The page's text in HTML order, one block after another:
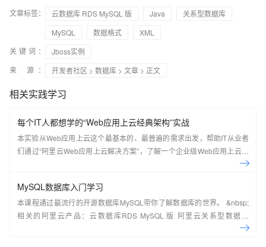
文章标签： 云数据库 RDS MySQL 版 Java
关系型数据库
MySQL
数据格式
XML
关键词：
Jboss实例
来 源：
开发者社区 > 数据库 > 文章 > 正文
相关实践学习
每个IT人都想学的“Web应用上云经典架构”实战
本实验从Web应用上云这个最基本的、最普遍的需求出发，帮助IT从业者
们通过“阿里云Web应用上云解决方案”，了解一个企业级Web应用上云的
MySQL数据库入门学习
本课程通过最流行的开源数据库MySQL带你了解数据库的世界。 &nbsp;
相关的阿里云产品：云数据库RDS MySQL 版 阿里云关系型数据库
RDS（Relational Database Service）是一种稳定可靠、可弹性伸缩的在